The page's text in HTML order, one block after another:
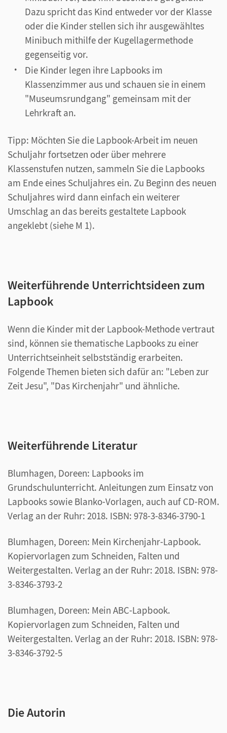
Dazu spricht das Kind entweder vor der Klasse
oder die Kinder stellen sich ihr ausgewähltes
Minibuch mithilfe der Kugellagermethode
gegenseitig vor.
Die Kinder legen ihre Lapbooks im
Klassenzimmer aus und schauen sie in einem
"Museumsrundgang" gemeinsam mit der
Lehrkraft an.
Tipp: Möchten Sie die Lapbook-Arbeit im neuen
Schuljahr fortsetzen oder über mehrere
Klassenstufen nutzen, sammeln Sie die Lapbooks
am Ende eines Schuljahres ein. Zu Beginn des neuen
Schuljahres wird dann einfach ein weiterer
Umschlag an das bereits gestaltete Lapbook
angeklebt (siehe M 1).
Weiterführende Unterrichtsideen zum
Lapbook
Wenn die Kinder mit der Lapbook-Methode vertraut
sind, können sie thematische Lapbooks zu einer
Unterrichtseinheit selbstständig erarbeiten.
Folgende Themen bieten sich dafür an: "Leben zur
Zeit Jesu", "Das Kirchenjahr" und ähnliche.
Weiterführende Literatur
Blumhagen, Doreen: Lapbooks im
Grundschulunterricht. Anleitungen zum Einsatz von
Lapbooks sowie Blanko-Vorlagen, auch auf CD-ROM.
Verlag an der Ruhr: 2018. ISBN: 978-3-8346-3790-1
Blumhagen, Doreen: Mein Kirchenjahr-Lapbook.
Kopiervorlagen zum Schneiden, Falten und
Weitergestalten. Verlag an der Ruhr: 2018. ISBN: 978-
3-8346-3793-2
Blumhagen, Doreen: Mein ABC-Lapbook.
Kopiervorlagen zum Schneiden, Falten und
Weitergestalten. Verlag an der Ruhr: 2018. ISBN: 978-
3-8346-3792-5
Die Autorin